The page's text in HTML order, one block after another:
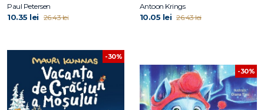
Paul Petersen
10.35 lei 26.43 lei
Antoon Krings
10.05 lei 26.43 lei
-30%
-30%